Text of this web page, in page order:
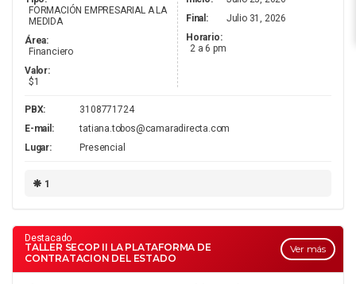
FORMACIÓN EMPRESARIAL A LA
MEDIDA
Área:
Financiero
Valor:
$1
Final:
Julio 31, 2026
Horario:
2 a 6 pm
PBX:
3108771724
E-mail:
tatiana.tobos@camaradirecta.com
Lugar:
Presencial
1
Ver más
Destacado
TALLER SECOP II LA PLATAFORMA DE
CONTRATACION DEL ESTADO